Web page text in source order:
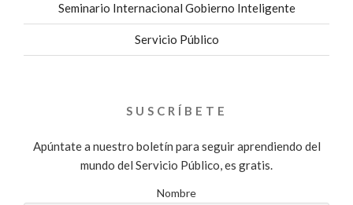
Seminario Internacional Gobierno Inteligente
Servicio Público
SUSCRÍBETE
Apúntate a nuestro boletín para seguir aprendiendo del
mundo del Servicio Público, es gratis.
Nombre